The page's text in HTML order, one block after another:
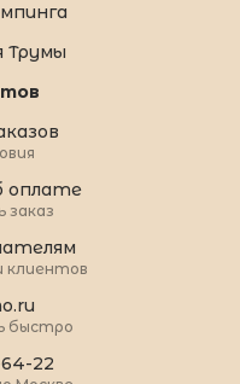
Трумы
оплате
заказ
клиентов
быстро
22